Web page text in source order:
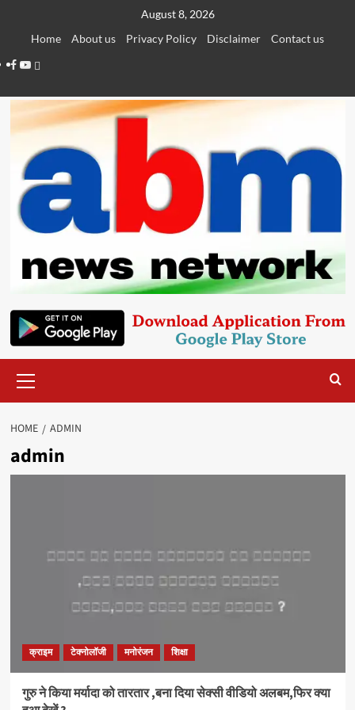
August 8, 2026
Home
About us Privacy Policy Disclaimer
Contact us
Facebook
YoutubeTelegram
Menu
HOME ADMIN
admin
क्राइम टेक्नोलॉजी मनोरंजन शिक्षा
गुरु ने किया मर्यादा को तारतार ,बना दिया सेक्सी वीडियो अलबम,फिर क्या